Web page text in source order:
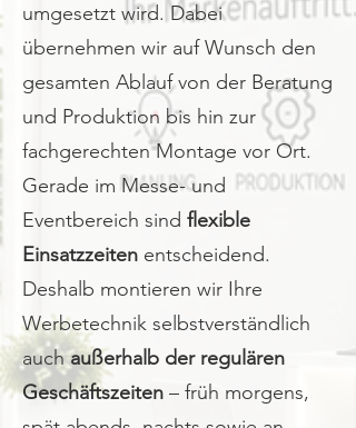
umgesetzt wird. Dabei
übernehmen wir auf Wunsch den
gesamten Ablauf von der Beratung
und Produktion bis hin zur
fachgerechten Montage vor Ort.
Gerade im Messe- und
Eventbereich sind flexible
Einsatzzeiten entscheidend.
Deshalb montieren wir Ihre
Werbetechnik selbstverständlich
auchaußerhalb der regulären
Geschäftszeiten – früh morgens,